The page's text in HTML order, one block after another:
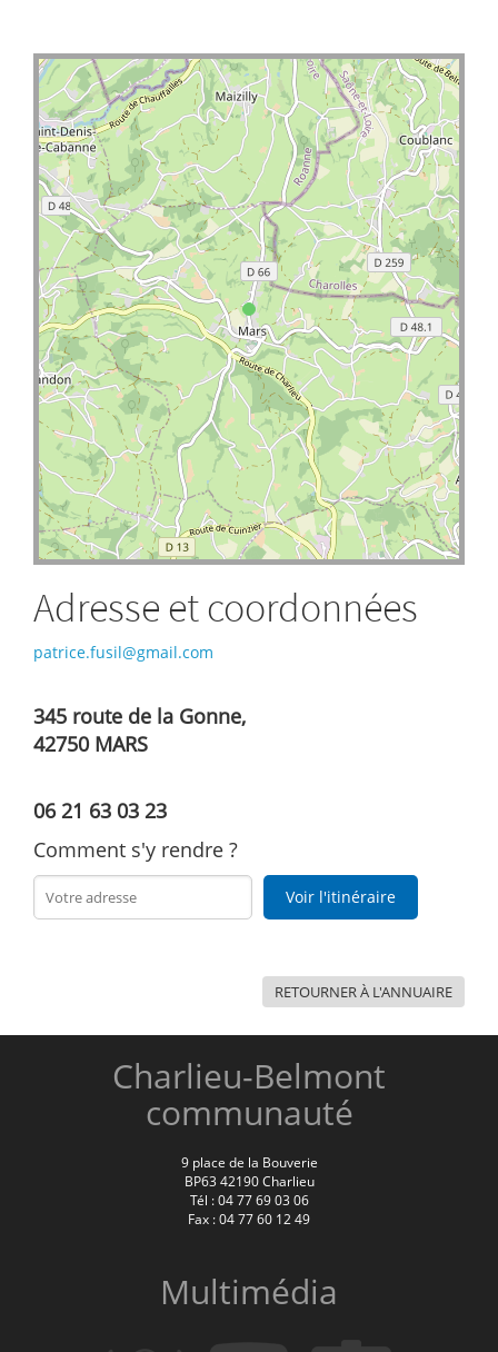
Adresse et coordonnées
patrice.fusil@gmail.com
345 route de la Gonne,
42750 MARS
06 21 63 03 23
Comment s'y rendre ?
Voir l'itinéraire
RETOURNER À L'ANNUAIRE
Charlieu-Belmont
communauté
9 place de la Bouverie
BP63 42190 Charlieu
Tél : 04 77 69 03 06
Fax : 04 77 60 12 49
Multimédia